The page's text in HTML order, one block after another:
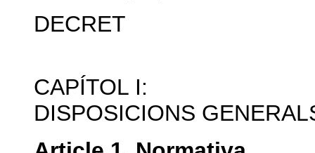
DECRET
CAPÍTOL I:
DISPOSICIONS